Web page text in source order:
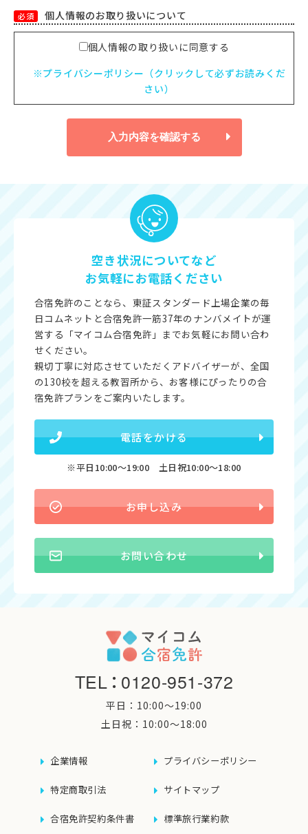
必須 個人情報のお取り扱いについて
個人情報の取り扱いに同意する
※プライバシーポリシー（クリックして必ずお読みくだ
さい）
入力内容を確認する
空き状況についてなど
お気軽にお電話ください
合宿免許のことなら、東証スタンダード上場企業の毎
日コムネットと合宿免許一筋37年のナンバメイトが運
営する「マイコム合宿免許」までお気軽にお問い合わ
せください。
親切丁寧に対応させていただくアドバイザーが、全国
の130校を超える教習所から、お客様にぴったりの合
宿免許プランをご案内いたします。
電話をかける
※平日10:00〜19:00 土日祝10:00〜18:00
お申し込み
お問い合わせ
TEL：0120-951-372
平日：10:00〜19:00
土日祝：10:00〜18:00
企業情報 プライバシーポリシー
特定商取引法 サイトマップ
合宿免許契約条件書 標準旅行業約款